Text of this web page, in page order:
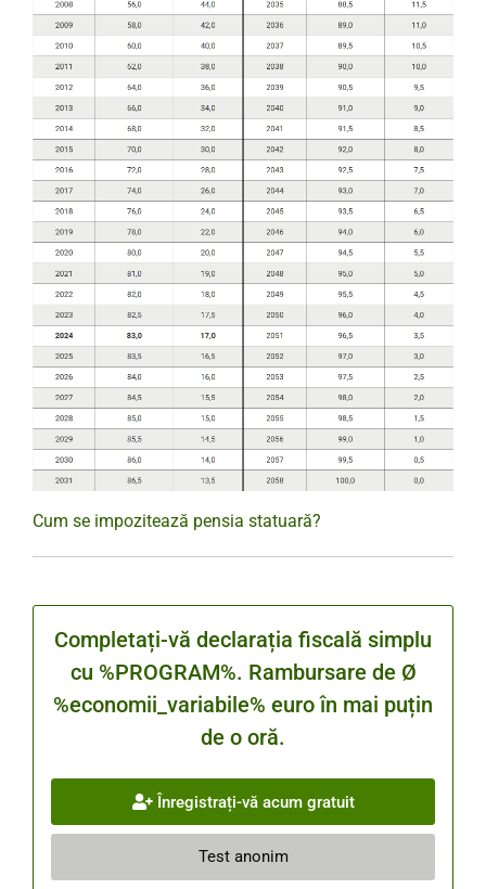
Cum se impozitează pensia statuară?
Completați-vă declarația fiscală simplu
cu %PROGRAM%. Rambursare de Ø
%economii_variabile% euro în mai puțin
de o oră.
Înregistrați-vă acum gratuit
Test anonim